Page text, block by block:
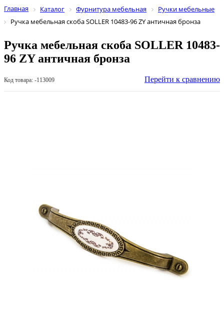
Главная Каталог Фурнитура мебельная
Ручки мебельные
Ручка мебельная скоба SOLLER 10483-96 ZY античная бронза
Ручка мебельная скоба SOLLER 10483-
96 ZY античная бронза
Код товара: -113009 Перейти к сравнению